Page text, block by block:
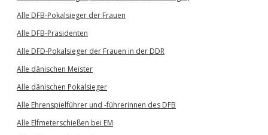
Alle DFB-Pokalsieger der Frauen
Alle DFB-Präsidenten
Alle DFD-Pokalsieger der Frauen in der DDR
Alle dänischen Meister
Alle dänischen Pokalsieger
Alle Ehrenspielführer und -führerinnen des DFB
Alle Elfmeterschießen bei EM